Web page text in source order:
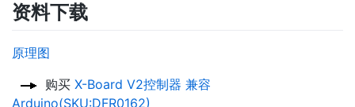
资料下载
原理图
购买 X-Board V2控制器 兼容
Arduino(SKU:DFR0162)